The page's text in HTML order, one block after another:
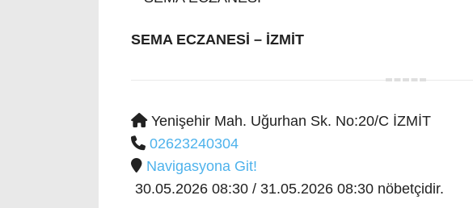
SEMA ECZANESİ – İZMİT
Yenişehir Mah. Uğurhan Sk. No:20/C İZMİT
02623240304
Navigasyona Git!
30.05.2026 08:30 / 31.05.2026 08:30 nöbetçidir.